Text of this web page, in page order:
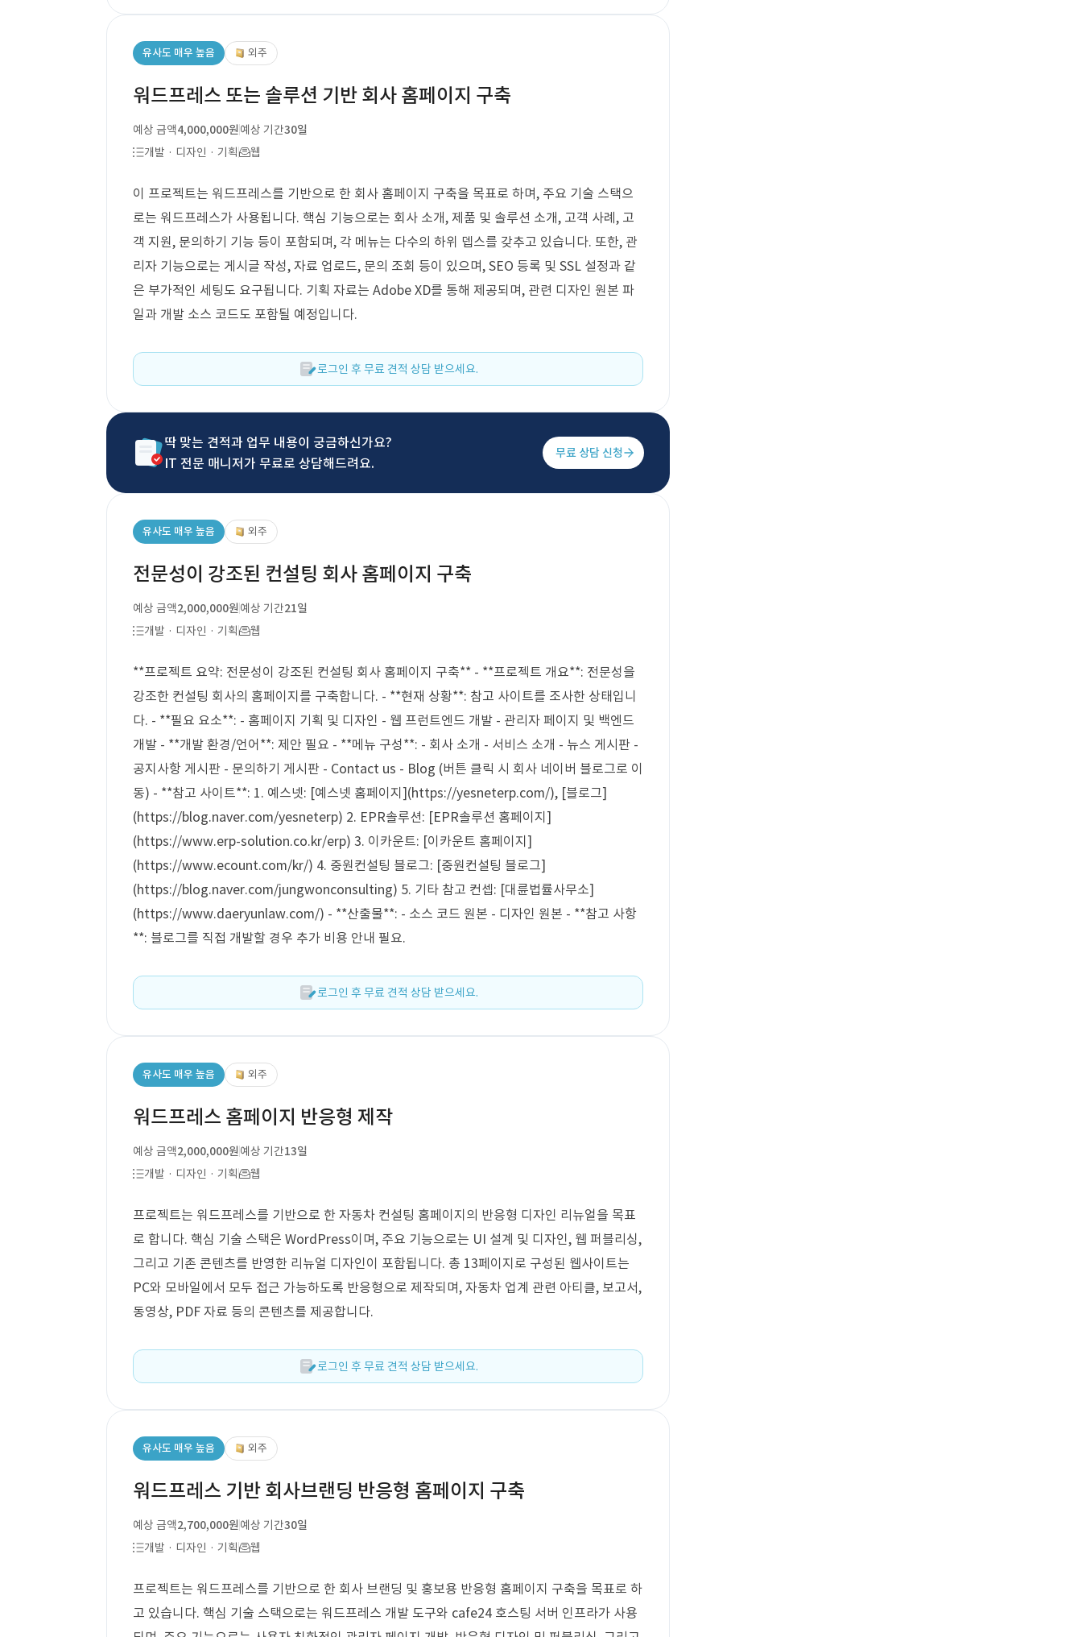
유사도 매우 높음 외주
워드프레스 또는 솔루션 기반 회사 홈페이지 구축
예상 금액4,000,000원예상 기간30일
개발 · 디자인 · 기획
웹
이 프로젝트는 워드프레스를 기반으로 한 회사 홈페이지 구축을 목표로 하며, 주요 기술 스택으
로는 워드프레스가 사용됩니다. 핵심 기능으로는 회사 소개, 제품 및 솔루션 소개, 고객 사례, 고
객 지원, 문의하기 기능 등이 포함되며, 각 메뉴는 다수의 하위 뎁스를 갖추고 있습니다. 또한, 관
리자 기능으로는 게시글 작성, 자료 업로드, 문의 조회 등이 있으며, SEO 등록 및 SSL 설정과 같
은 부가적인 세팅도 요구됩니다. 기획 자료는 Adobe XD를 통해 제공되며, 관련 디자인 원본 파
일과 개발 소스 코드도 포함될 예정입니다.
로그인 후 무료 견적 상담 받으세요.
딱 맞는 견적과 업무 내용이 궁금하신가요?
IT 전문 매니저가 무료로 상담해드려요.
무료 상담 신청
유사도 매우 높음 외주
전문성이 강조된 컨설팅 회사 홈페이지 구축
예상 금액2,000,000원예상 기간21일
개발 · 디자인 · 기획
웹
**프로젝트 요약: 전문성이 강조된 컨설팅 회사 홈페이지 구축** - **프로젝트 개요**: 전문성을
강조한 컨설팅 회사의 홈페이지를 구축합니다. - **현재 상황**: 참고 사이트를 조사한 상태입니
다. - **필요 요소**: - 홈페이지 기획 및 디자인 - 웹 프런트엔드 개발 - 관리자 페이지 및 백엔드
개발 - **개발 환경/언어**: 제안 필요 - **메뉴 구성**: - 회사 소개 - 서비스 소개 - 뉴스 게시판 -
공지사항 게시판 - 문의하기 게시판 - Contact us - Blog (버튼 클릭 시 회사 네이버 블로그로 이
동) - **참고 사이트**: 1. 예스넷: [예스넷 홈페이지](https://yesneterp.com/), [블로그]
(https://blog.naver.com/yesneterp) 2. EPR솔루션: [EPR솔루션 홈페이지]
(https://www.erp-solution.co.kr/erp) 3. 이카운트: [이카운트 홈페이지]
(https://www.ecount.com/kr/) 4. 중원컨설팅 블로그: [중원컨설팅 블로그]
(https://blog.naver.com/jungwonconsulting) 5. 기타 참고 컨셉: [대륜법률사무소]
(https://www.daeryunlaw.com/) - **산출물**: - 소스 코드 원본 - 디자인 원본 - **참고 사항
**: 블로그를 직접 개발할 경우 추가 비용 안내 필요.
로그인 후 무료 견적 상담 받으세요.
유사도 매우 높음 외주
워드프레스 홈페이지 반응형 제작
예상 금액2,000,000원예상 기간13일
개발 · 디자인 · 기획
웹
프로젝트는 워드프레스를 기반으로 한 자동차 컨설팅 홈페이지의 반응형 디자인 리뉴얼을 목표
로 합니다. 핵심 기술 스택은 WordPress이며, 주요 기능으로는 UI 설계 및 디자인, 웹 퍼블리싱,
그리고 기존 콘텐츠를 반영한 리뉴얼 디자인이 포함됩니다. 총 13페이지로 구성된 웹사이트는
PC와 모바일에서 모두 접근 가능하도록 반응형으로 제작되며, 자동차 업계 관련 아티클, 보고서,
동영상, PDF 자료 등의 콘텐츠를 제공합니다.
로그인 후 무료 견적 상담 받으세요.
유사도 매우 높음 외주
워드프레스 기반 회사브랜딩 반응형 홈페이지 구축
예상 금액2,700,000원예상 기간30일
개발 · 디자인 · 기획
웹
프로젝트는 워드프레스를 기반으로 한 회사 브랜딩 및 홍보용 반응형 홈페이지 구축을 목표로 하
고 있습니다. 핵심 기술 스택으로는 워드프레스 개발 도구와 cafe24 호스팅 서버 인프라가 사용